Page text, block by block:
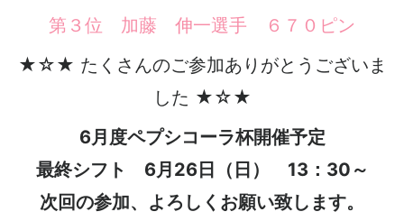
第３位 加藤 伸一選手 ６７０ピン
★☆★ たくさんのご参加ありがとうございま
した ★☆★
6月度ペプシコーラ杯開催予定
最終シフト 6月26日（日） 13：30～
次回の参加、よろしくお願い致します。